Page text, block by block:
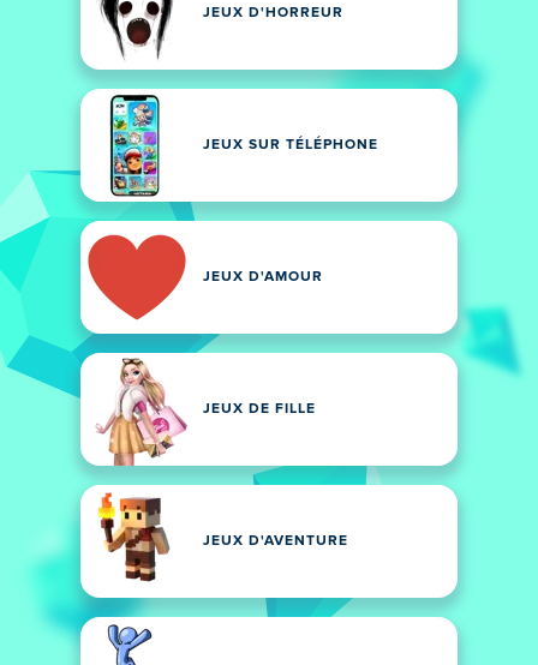
JEUX D'HORREUR
JEUX SUR TÉLÉPHONE
JEUX D'AMOUR
JEUX DE FILLE
JEUX D'AVENTURE